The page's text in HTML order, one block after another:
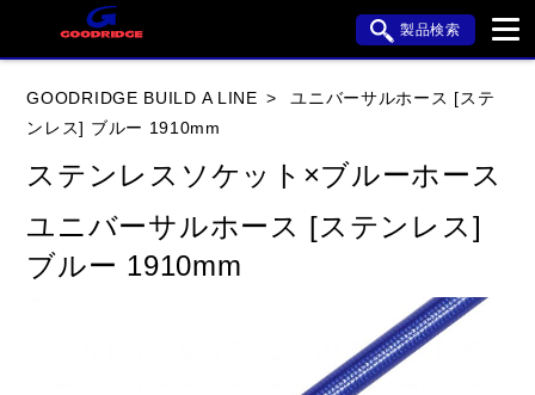
製品検索
車種検索
HONDA YAMAHA SUZUKI
KAWASAKI APRILIA
GOODRIDGE BUILD A LINE
ユニバーサルホース [ステ
ンレス] ブルー 1910mm
ステンレスソケット×ブルーホース
ユニバーサルホース [ステンレス]
ブルー 1910mm